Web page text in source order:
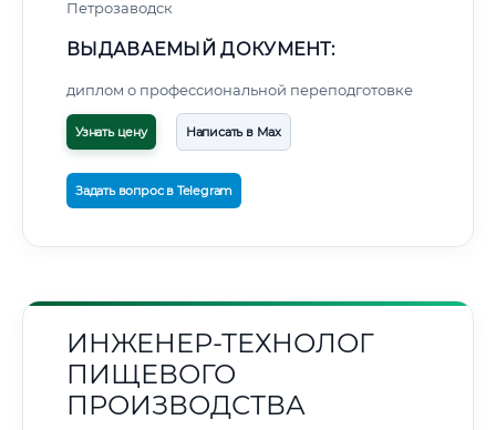
Петрозаводск
ВЫДАВАЕМЫЙ ДОКУМЕНТ:
диплом о профессиональной переподготовке
Узнать цену Написать в Max
Задать вопрос в Telegram
ИНЖЕНЕР-ТЕХНОЛОГ
ПИЩЕВОГО
ПРОИЗВОДСТВА